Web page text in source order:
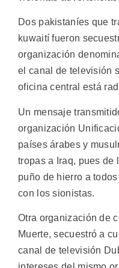
Dos pakistaníes que
kuwaití fueron
organización
el canal de televisión
oficina central está
Un mensaje
organización
países árabes y
tropas a Iraq, pues de
puño de hierro a
con los sionistas.
Otra organización de
Muerte, secuestró a
canal de televisión